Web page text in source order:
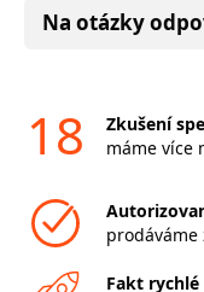
Na otázky
18
Zkušení
máme více
Fakt